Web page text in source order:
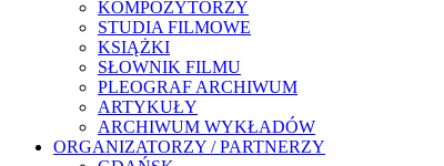
KOMPOZYTORZY
STUDIA FILMOWE
KSIĄŻKI
SŁOWNIK FILMU
PLEOGRAF ARCHIWUM
ARTYKUŁY
ARCHIWUM WYKŁADÓW
ORGANIZATORZY / PARTNERZY